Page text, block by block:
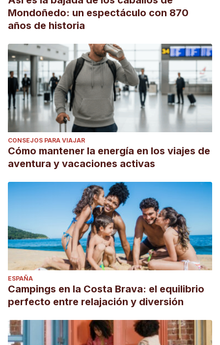
Mondoñedo: un espectáculo con 870
años de historia
CONSEJOS PARA VIAJAR
Cómo mantener la energía en los viajes de
aventura y vacaciones activas
ESPAÑA
Campings en la Costa Brava: el equilibrio
perfecto entre relajación y diversión